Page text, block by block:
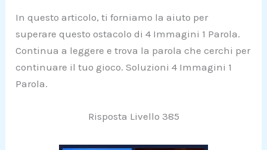
In questo articolo, ti forniamo la aiuto per
superare questo ostacolo di 4 Immagini 1 Parola.
Continua a leggere e trova la parola che cerchi per
continuare il tuo gioco. Soluzioni 4 Immagini 1
Parola.
Risposta Livello 385